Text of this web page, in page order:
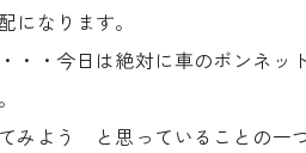
になります。
・・今日は絶対に車のボンネッ
みよう と思っていることの一